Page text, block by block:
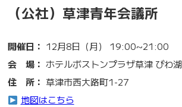
（公社）草津青年会議所
開催日： 12月8日（月） 19:00~21:00
会 場： ホテルボストンプラザ草津 びわ湖
住 所： 草津市西大路町1-27
地図はこちら